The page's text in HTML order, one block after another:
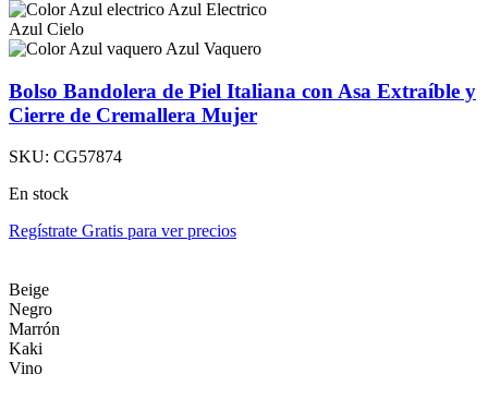
Azul Electrico
Azul Cielo
Azul Vaquero
Bolso Bandolera de Piel Italiana con Asa Extraíble y
Cierre de Cremallera Mujer
SKU: CG57874
En stock
Regístrate Gratis para ver precios
Beige
Negro
Marrón
Kaki
Vino